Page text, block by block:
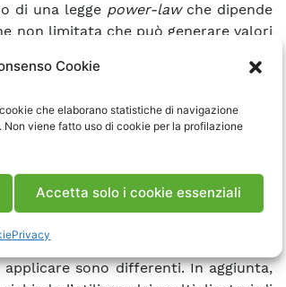
Cookie
che elaborano statistiche di navigazione
viene fatto uso di cookie per la profilazione
Accetta solo i cookie essenziali
Privacy
di una legge power-lawche dipende
non limitata che può generare valori
nella regione dei bassi campi
l’affidabilità della soluzione. Il
magnetico è calcolato con la
-formulation nella parte contenente i
i magneti permanenti). L’obiettivo
e applicare correttamente le
contorno – sullo statore o sul rotore
sono differenti. In aggiunta,